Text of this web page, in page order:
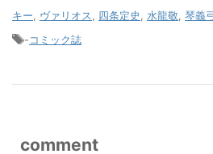
キー
ヴァリオス 四条定史 水龍敬 琴義
-コミック誌
comment